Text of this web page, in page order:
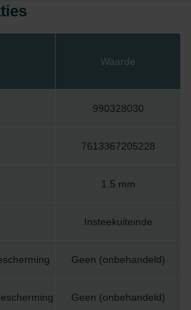
Waarde
990328030
7613367205228
1.5 mm
Insteekuiteinde
Geen (onbehandeld)
Geen (onbehandeld)